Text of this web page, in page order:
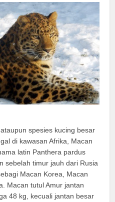
spesies kucing besar
di kawasan Afrika, Macan
latin Panthera pardus
sebelah timur jauh dari Rusia
Macan Korea, Macan
Macan tutul Amur jantan
48 kg, kecuali jantan besar